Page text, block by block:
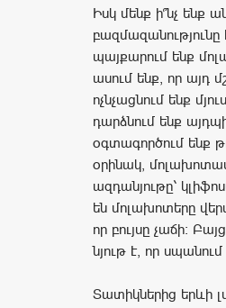
Իսկ մենք ի՞նչ ենք
բազմազանությունը
պայքարում ենք
ասում ենք, որ այդ
ոչնչացնում ենք
դարձնում ենք
օգտագործում ենք
օրինակ,
ազդանյութը՝
են մոլախոտերը
որ բույսը չաճի։
նյութ է, որ սպանում
Տատիկներից երևի